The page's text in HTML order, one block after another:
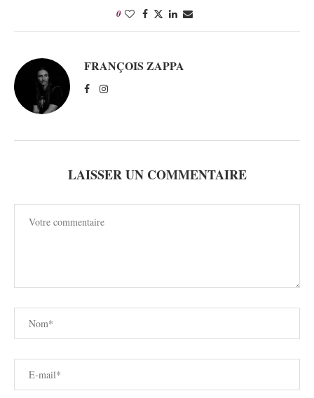
0
FRANÇOIS ZAPPA
LAISSER UN COMMENTAIRE